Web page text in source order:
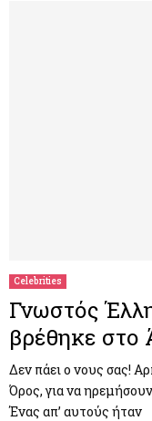
Celebrities
Γνωστός
βρέθηκε στο
Δεν πάει ο νους σας!
Όρος, για να
Ένας απ’ αυτούς ήταν